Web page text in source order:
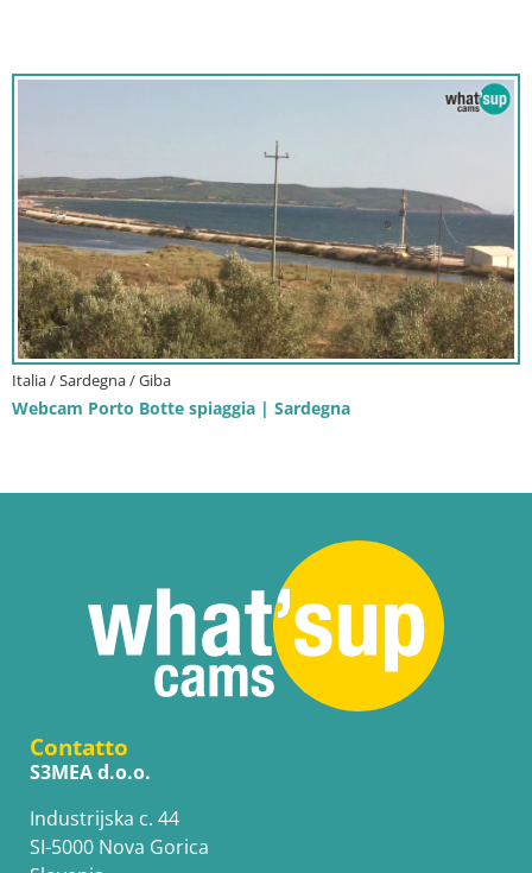
Italia / Sardegna / Giba
Webcam Porto Botte spiaggia | Sardegna
Contatto
S3MEA d.o.o.
Industrijska c. 44
SI-5000 Nova Gorica